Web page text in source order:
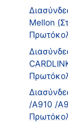
Mellon
/A910 /